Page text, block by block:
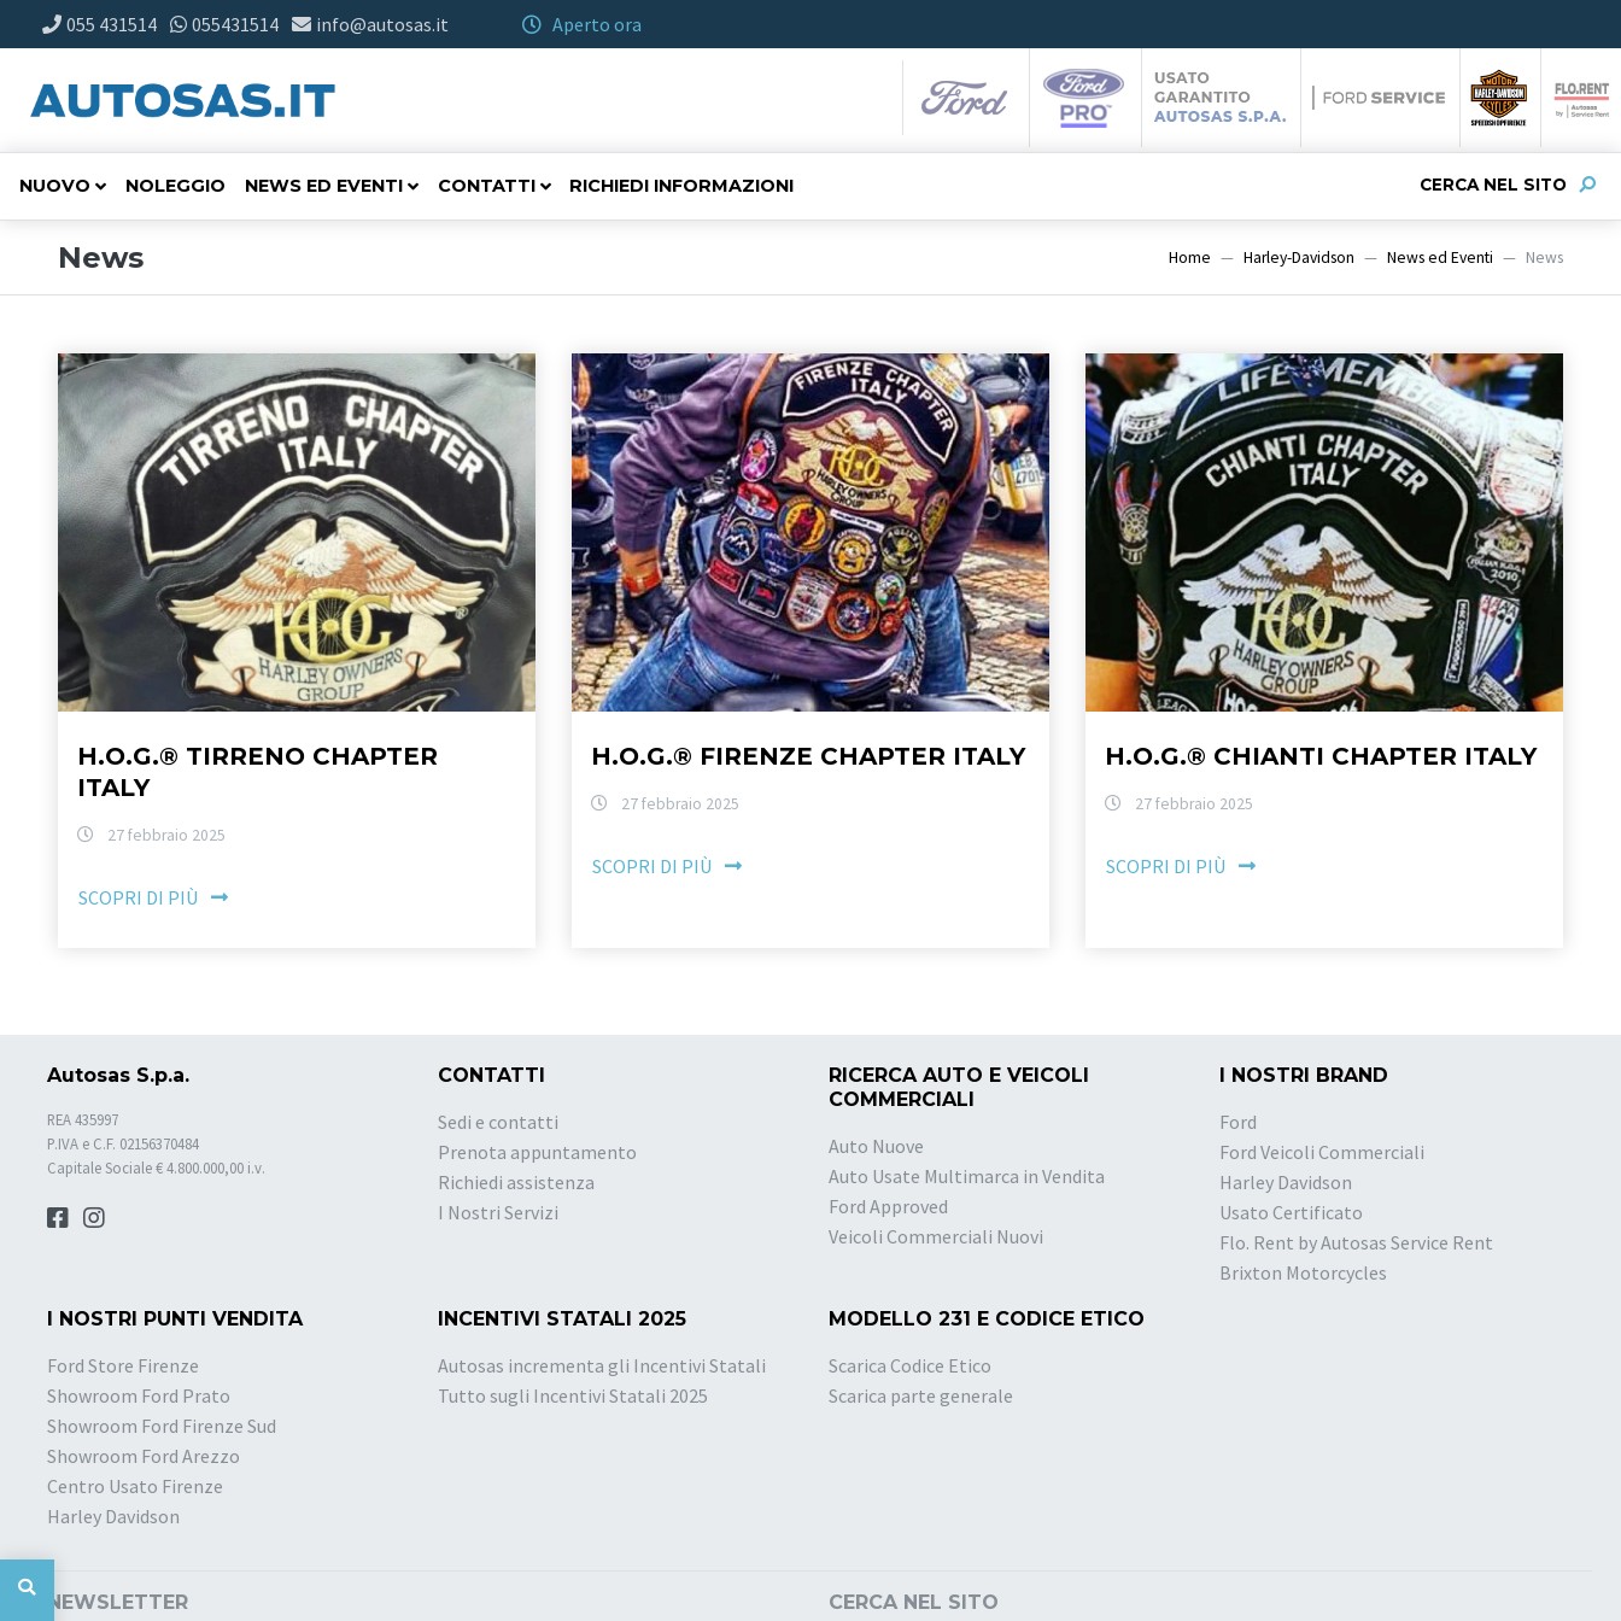
055 431514 055431514 info@autosas.it Aperto ora
CERCA NEL SITO
NUOVO NOLEGGIO NEWS ED EVENTI CONTATTI RICHIEDI INFORMAZIONI
News Home Harley-Davidson News ed Eventi News
H.O.G.® TIRRENO CHAPTER
ITALY
27 febbraio 2025
SCOPRI DI PIÙ
H.O.G.® FIRENZE CHAPTER ITALY
27 febbraio 2025
SCOPRI DI PIÙ
H.O.G.® CHIANTI CHAPTER ITALY
27 febbraio 2025
SCOPRI DI PIÙ
Autosas S.p.a.
REA 435997
P.IVA e C.F. 02156370484
Capitale Sociale € 4.800.000,00 i.v.
CONTATTI
Sedi e contatti
Prenota appuntamento
Richiedi assistenza
I Nostri Servizi
RICERCA AUTO E VEICOLI
COMMERCIALI
Auto Nuove
Auto Usate Multimarca in Vendita
Ford Approved
Veicoli Commerciali Nuovi
I NOSTRI BRAND
Ford
Ford Veicoli Commerciali
Harley Davidson
Usato Certificato
Flo. Rent by Autosas Service Rent
Brixton Motorcycles
I NOSTRI PUNTI VENDITA
Ford Store Firenze
Showroom Ford Prato
Showroom Ford Firenze Sud
Showroom Ford Arezzo
Centro Usato Firenze
Harley Davidson
INCENTIVI STATALI 2025
Autosas incrementa gli Incentivi Statali
Tutto sugli Incentivi Statali 2025
MODELLO 231 E CODICE ETICO
Scarica Codice Etico
Scarica parte generale
NEWSLETTER CERCA NEL SITO